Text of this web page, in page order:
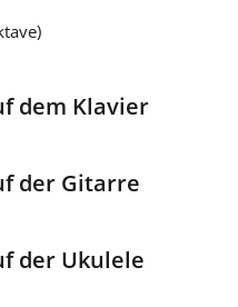
dem Klavier
der Gitarre
der Ukulele